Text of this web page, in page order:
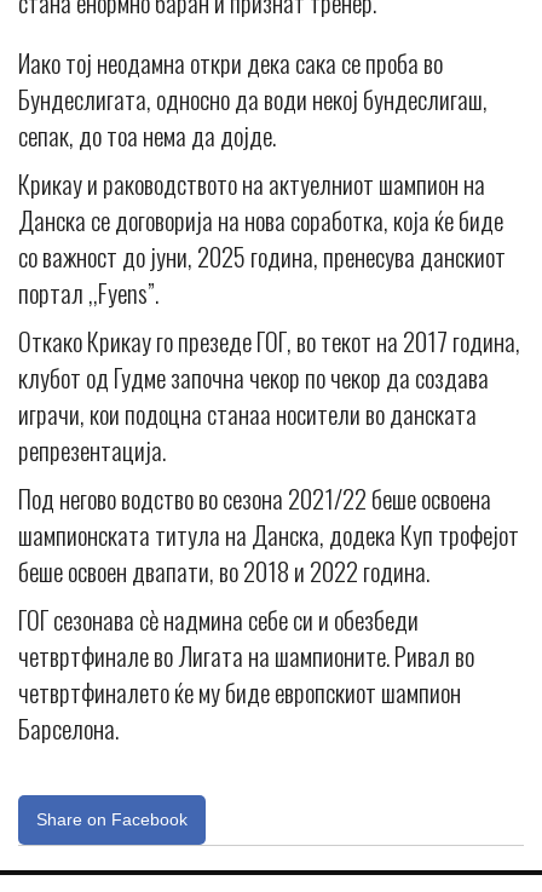
Иако тој неодамна откри дека сака се проба во
Бундеслигата, односно да води некој бундеслигаш,
сепак, до тоа нема да дојде.
Крикау и раководството на актуелниот шампион на
Данска се договорија на нова соработка, која ќе биде
со важност до јуни, 2025 година, пренесува данскиот
портал ,,Fyens”.
Откако Крикау го презеде ГОГ, во текот на 2017 година,
клубот од Гудме започна чекор по чекор да создава
играчи, кои подоцна станаа носители во данската
репрезентација.
Под негово водство во сезона 2021/22 беше освоена
шампионската титула на Данска, додека Куп трофејот
беше освоен двапати, во 2018 и 2022 година.
ГОГ сезонава сѐ надмина себе си и обезбеди
четвртфинале во Лигата на шампионите. Ривал во
четвртфиналето ќе му биде европскиот шампион
Барселона.
Share on Facebook